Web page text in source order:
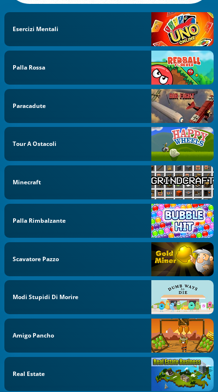
Esercizi Mentali
Palla Rossa
Paracadute
Tour A Ostacoli
Minecraft
Palla Rimbalzante
Scavatore Pazzo
Modi Stupidi Di Morire
Amigo Pancho
Real Estate